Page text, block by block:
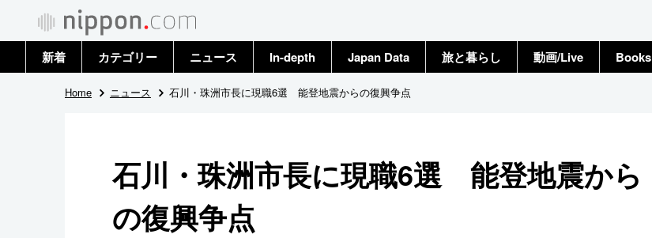
新着 カテゴリー
政治・外交
国際
社会
ニュース
トップ
In-depth Japan Data 旅と暮らし 動画/Live Books
Home ニュース 石川・珠洲市長に現職6選 能登地震からの復興争点
石川・珠洲市長に現職6選 能登地震から
の復興争点